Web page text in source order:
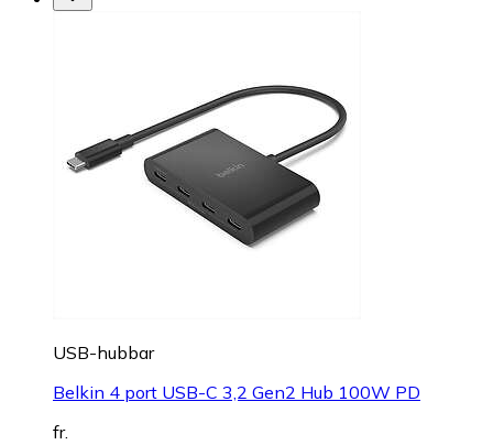
USB-hubbar
Belkin 4 port USB-C 3,2 Gen2 Hub 100W PD
fr.